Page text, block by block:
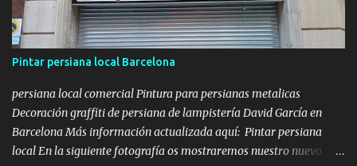
Pintar persiana local Barcelona
persiana local comercial Pintura para persianas metalicas
Decoración graffiti de persiana de lampistería David García en
Barcelona Más información actualizada aquí: Pintar persiana
local En la siguiente fotografía os mostraremos nuestro nuevo